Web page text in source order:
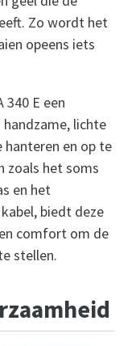
Zo wordt het
opeens iets
E een
lichte
en op te
zoals het soms
en het
biedt deze
comfort om de
stellen.